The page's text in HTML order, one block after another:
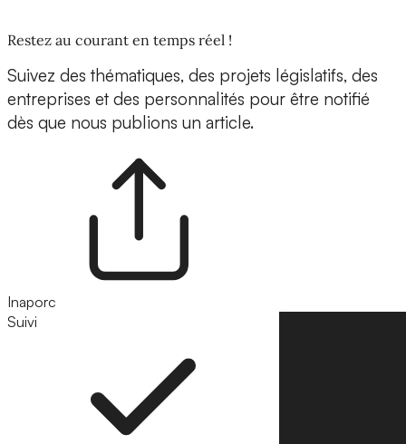
Restez au courant en temps réel !
Suivez des thématiques, des projets législatifs, des
entreprises et des personnalités pour être notifié
dès que nous publions un article.
Inaporc
Suivi